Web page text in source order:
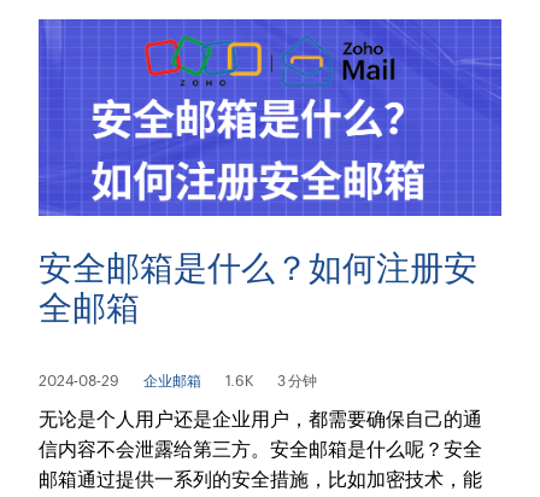
安全邮箱是什么？如何注册安
全邮箱
2024-08-29 企业邮箱 1.6K 3 分钟
无论是个人用户还是企业用户，都需要确保自己的通
信内容不会泄露给第三方。安全邮箱是什么呢？安全
邮箱通过提供一系列的安全措施，比如加密技术，能